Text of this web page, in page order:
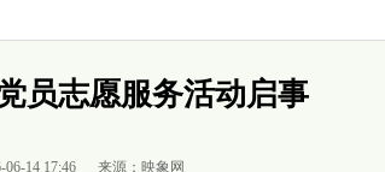
员志愿服务活动启事
06-14 17:46 来源：映象网